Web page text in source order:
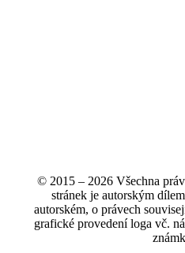
© 2015 – 2026 Všechna
stránek je autorským
autorském, o právech
grafické provedení loga vč.